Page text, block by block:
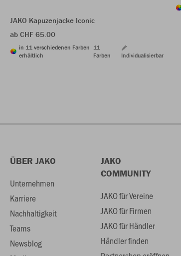
JAKO Kapuzenjacke Iconic
ab CHF 65.00
in 11 verschiedenen Farben
erhältlich
11
Farben
Individualisierbar
ÜBER JAKO
Unternehmen
Karriere
Nachhaltigkeit
Teams
Newsblog
JAKO
COMMUNITY
JAKO für Vereine
JAKO für Firmen
JAKO für Händler
Händler finden